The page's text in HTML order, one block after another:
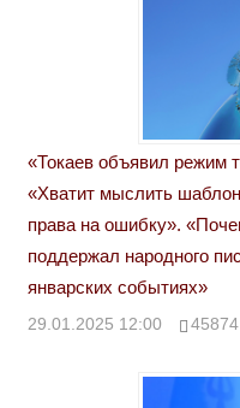
«Токаев объявил режим
«Хватит мыслить
права на ошибку».
поддержал народного
январских событиях»
29.01.2025 12:00 45874